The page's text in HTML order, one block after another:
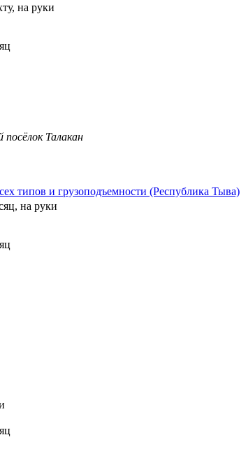
на руки
Талакан
типов и грузоподъемности (Республика Тыва)
на руки